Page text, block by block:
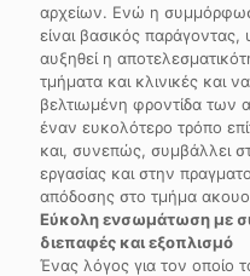
αρχείων. Ενώ η
είναι βασικός παράγοντας,
αυξηθεί η
τμήματα και κλινικές και
βελτιωμένη φροντίδα των
έναν ευκολότερο τρόπο
και, συνεπώς, συμβάλλει
εργασίας και στην
απόδοσης στο τμήμα
Εύκολη ενσωμάτωση με
διεπαφές και εξοπλισμό
Ένας λόγος για τον οποίο